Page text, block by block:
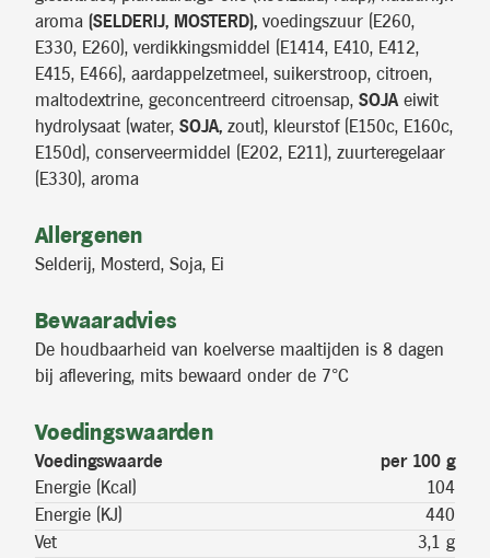
aroma (SELDERIJ, MOSTERD), voedingszuur (E260,
E330, E260), verdikkingsmiddel (E1414, E410, E412,
E415, E466), aardappelzetmeel, suikerstroop, citroen,
maltodextrine, geconcentreerd citroensap, SOJAeiwit
hydrolysaat (water, SOJA, zout), kleurstof (E150c, E160c,
E150d), conserveermiddel (E202, E211), zuurteregelaar
(E330), aroma
Allergenen
Selderij, Mosterd, Soja, Ei
Bewaaradvies
De houdbaarheid van koelverse maaltijden is 8 dagen
bij aflevering, mits bewaard onder de 7°C
Voedingswaarden
Voedingswaarde
per 100 g
Energie (Kcal)
104
Energie (KJ)
440
Vet
3,1 g